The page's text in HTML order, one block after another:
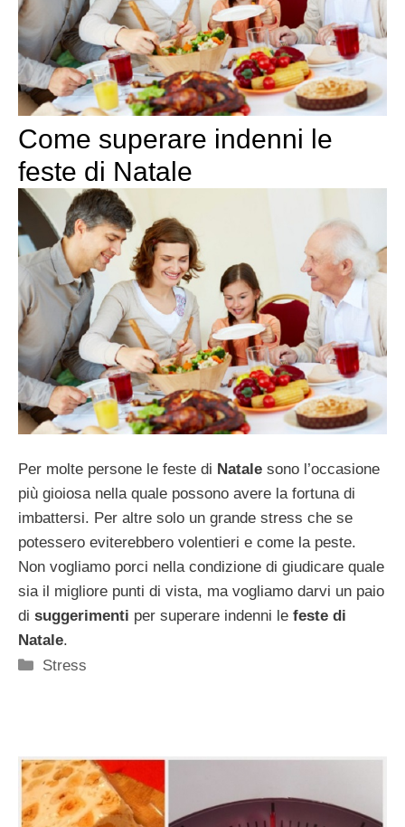
Come superare indenni le
feste di Natale
Per molte persone le feste di Natale sono l’occasione
più gioiosa nella quale possono avere la fortuna di
imbattersi. Per altre solo un grande stress che se
potessero eviterebbero volentieri e come la peste.
Non vogliamo porci nella condizione di giudicare quale
sia il migliore punti di vista, ma vogliamo darvi un paio
di suggerimenti per superare indenni le feste di
Natale.
Categorie
Stress